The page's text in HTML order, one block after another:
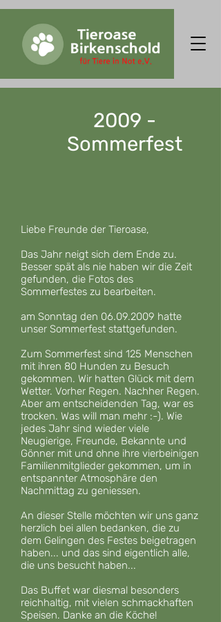
2009 -
Sommerfest
Liebe Freunde der Tieroase,
Das Jahr neigt sich dem Ende zu.
Besser spät als nie haben wir die Zeit
gefunden, die Fotos des
Sommerfestes zu bearbeiten.
am Sonntag den 06.09.2009 hatte
unser Sommerfest stattgefunden.
Zum Sommerfest sind 125 Menschen
mit ihren 80 Hunden zu Besuch
gekommen. Wir hatten Glück mit dem
Wetter. Vorher Regen. Nachher Regen.
Aber am entscheidenden Tag, war es
trocken. Was will man mehr :-). Wie
jedes Jahr sind wieder viele
Neugierige, Freunde, Bekannte und
Gönner mit und ohne ihre vierbeinigen
Familienmitglieder gekommen, um in
entspannter Atmosphäre den
Nachmittag zu geniessen.
An dieser Stelle möchten wir uns ganz
herzlich bei allen bedanken, die zu
dem Gelingen des Festes beigetragen
haben... und das sind eigentlich alle,
die uns besucht haben...
Das Buffet war diesmal besonders
reichhaltig, mit vielen schmackhaften
Speisen. Danke an die Köche!